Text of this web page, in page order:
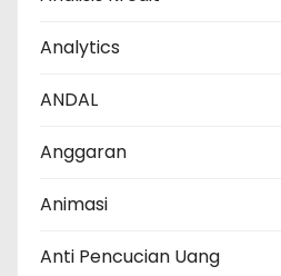
Analytics
ANDAL
Anggaran
Animasi
Anti Pencucian Uang